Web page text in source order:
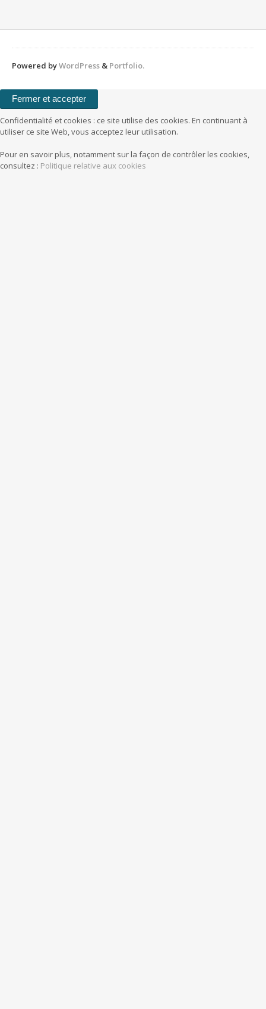
Powered byWordPress & Portfolio.
Confidentialité et cookies : ce site utilise des cookies. En continuant à
utiliser ce site Web, vous acceptez leur utilisation.
Pour en savoir plus, notamment sur la façon de contrôler les cookies,
consultez : Politique relative aux cookies